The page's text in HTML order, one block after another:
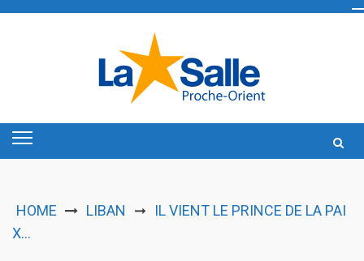
HOME LIBAN ➞
IL VIENT LE PRINCE DE LA PAI
X…